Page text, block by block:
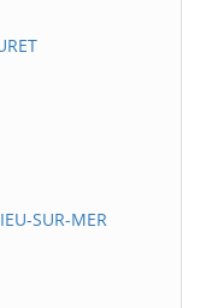
SUR-MER